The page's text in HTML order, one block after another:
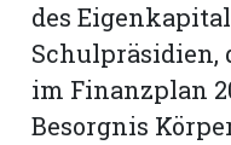
des
Schulpräsidien,
im Finanzplan
Besorgnis